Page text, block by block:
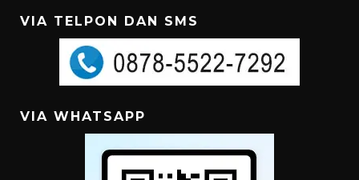
VIA TELPON DAN SMS
VIA WHATSAPP